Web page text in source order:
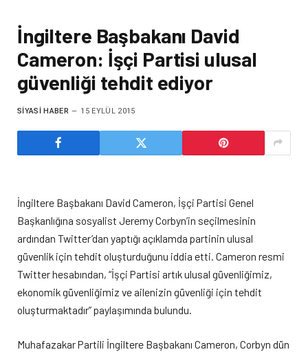
İngiltere Başbakanı David
Cameron: İşçi Partisi ulusal
güvenliği tehdit ediyor
SIYASI HABER 15 EYLÜL 2015
İngiltere Başbakanı David Cameron, İşçi Partisi Genel
Başkanlığına sosyalist Jeremy Corbyn’in seçilmesinin
ardından Twitter’dan yaptığı açıklamda partinin ulusal
güvenlik için tehdit oluşturduğunu iddia etti. Cameron resmi
Twitter hesabından, “İşçi Partisi artık ulusal güvenliğimiz,
ekonomik güvenliğimiz ve ailenizin güvenliği için tehdit
oluşturmaktadır” paylaşımında bulundu.
Muhafazakar Partili İngiltere Başbakanı Cameron, Corbyn dün